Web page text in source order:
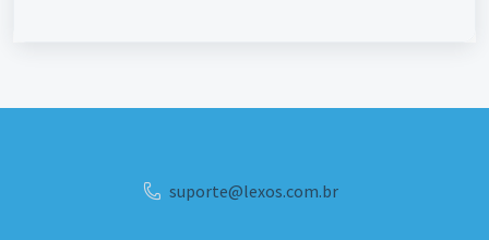
suporte@lexos.com.br